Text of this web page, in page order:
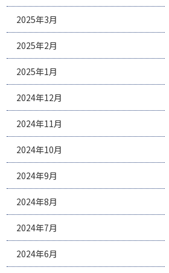
2025年3月
2025年2月
2025年1月
2024年12月
2024年11月
2024年10月
2024年9月
2024年8月
2024年7月
2024年6月